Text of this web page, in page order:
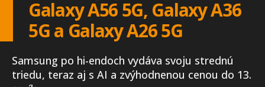
Galaxy A56 5G, Galaxy A36
5G a Galaxy A26 5G
Samsung po hi-endoch vydáva svoju strednú
triedu, teraz aj s AI a zvýhodnenou cenou do 13.